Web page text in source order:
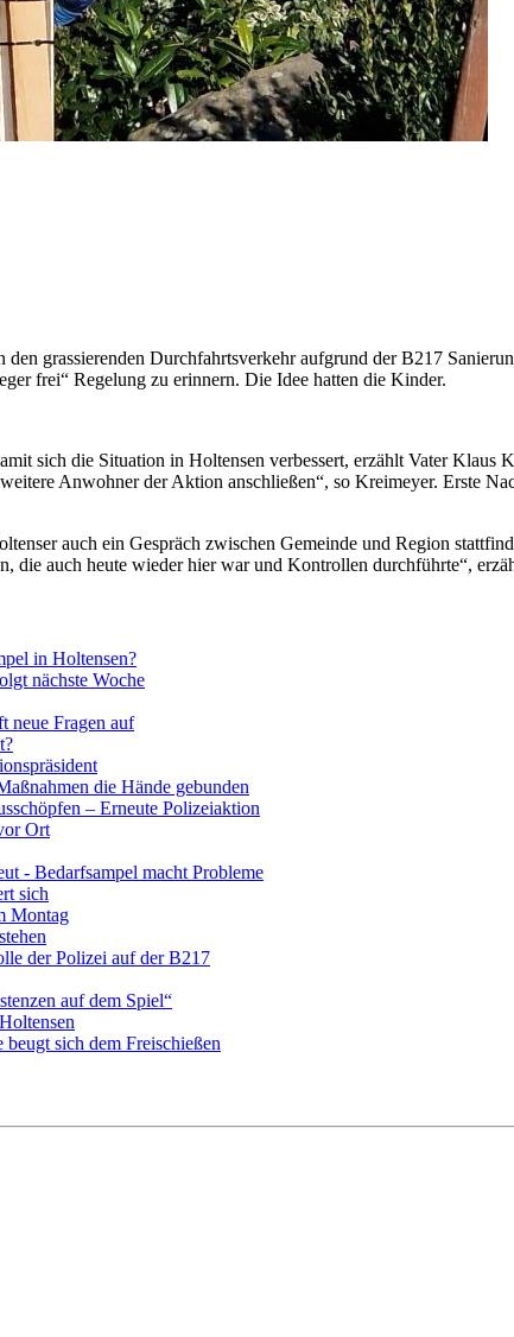
grassierenden Durchfahrtsverkehr aufgrund der B217
frei“ Regelung zu erinnern. Die Idee hatten die Kinder.
sich die Situation in Holtensen verbessert, erzählt Vater
Anwohner der Aktion anschließen“, so Kreimeyer. Erste
auch ein Gespräch zwischen Gemeinde und Region
die auch heute wieder hier war und Kontrollen durchführte“,
in Holtensen?
nächste Woche
neue Fragen auf
die Hände gebunden
– Erneute Polizeiaktion
Ort
- Bedarfsampel macht Probleme
sich
Montag
der Polizei auf der B217
auf dem Spiel“
sich dem Freischießen